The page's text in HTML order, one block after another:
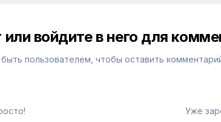
войдите в него для
пользователем, чтобы оставить
Уже